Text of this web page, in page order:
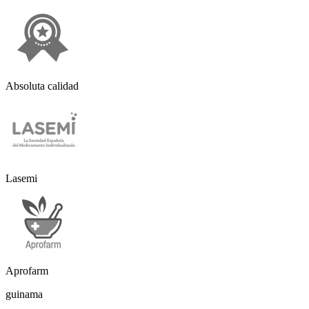
Absoluta calidad
Lasemi
Aprofarm
guinama